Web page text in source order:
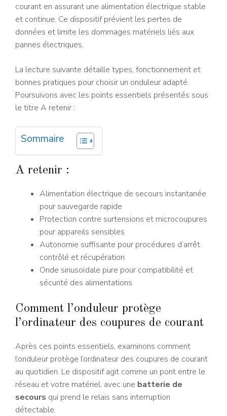
courant en assurant une alimentation électrique stable
et continue. Ce dispositif prévient les pertes de
données et limite les dommages matériels liés aux
pannes électriques.
La lecture suivante détaille types, fonctionnement et
bonnes pratiques pour choisir un onduleur adapté.
Poursuivons avec les points essentiels présentés sous
le titre A retenir :
Sommaire
A retenir :
Alimentation électrique de secours instantanée
pour sauvegarde rapide
Protection contre surtensions et microcoupures
pour appareils sensibles
Autonomie suffisante pour procédures d’arrêt
contrôlé et récupération
Onde sinusoïdale pure pour compatibilité et
sécurité des alimentations
Comment l’onduleur protège
l’ordinateur des coupures de courant
Après ces points essentiels, examinons comment
l’onduleur protège l’ordinateur des coupures de courant
au quotidien. Le dispositif agit comme un pont entre le
réseau et votre matériel, avec une batterie de
secours qui prend le relais sans interruption
détectable.